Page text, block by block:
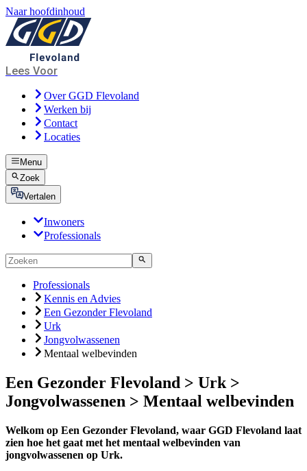
Naar hoofdinhoud
Lees Voor
Over GGD Flevoland
Werken bij
Contact
Locaties
Menu
Zoek
Vertalen
Inwoners
Professionals
Professionals
Kennis en Advies
Een Gezonder Flevoland
Urk
Jongvolwassenen
Mentaal welbevinden
Een Gezonder Flevoland > Urk >
Jongvolwassenen > Mentaal welbevinden
Welkom op Een Gezonder Flevoland, waar GGD Flevoland laat
zien hoe het gaat met het mentaal welbevinden van
jongvolwassenen op Urk.